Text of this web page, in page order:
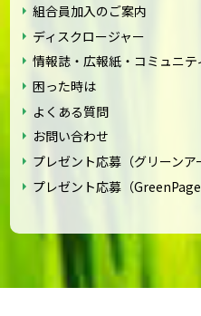
組合員加入のご案内
ディスクロージャー
情報誌・広報紙・コミュニテ
困った時は
よくある質問
お問い合わせ
プレゼント応募（グリーンア
プレゼント応募（